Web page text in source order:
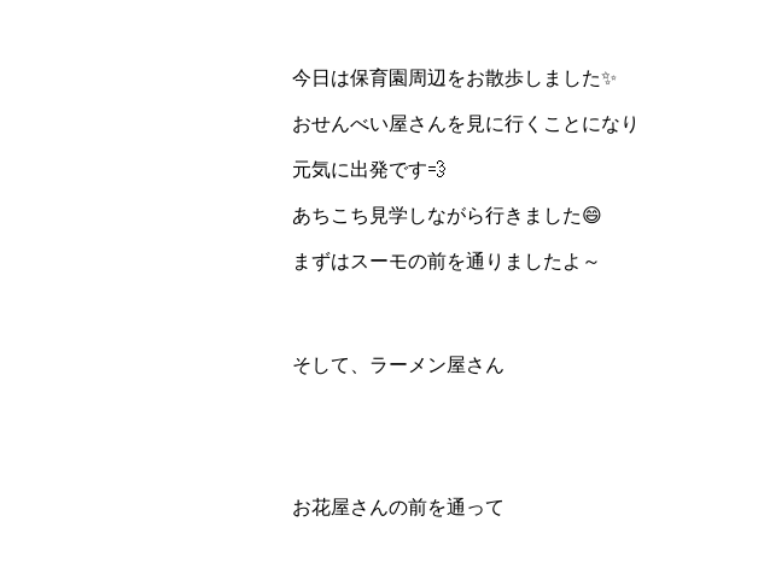
今日は保育園周辺をお散歩しました✨
おせんべい屋さんを見に行くことになり
元気に出発です💨
あちこち見学しながら行きました😄
まずはスーモの前を通りましたよ～
そして、ラーメン屋さん
お花屋さんの前を通って